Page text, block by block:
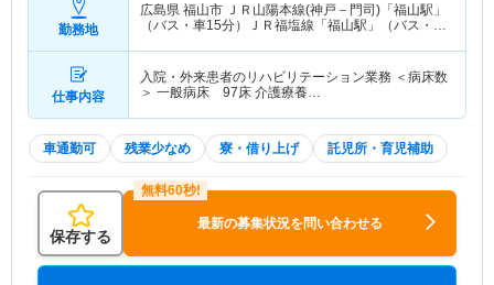
勤務地
広島県 福山市 ＪＲ山陽本線(神戸－門司)「福山駅」
（バス・車15分）ＪＲ福塩線「福山駅」（バス・車
仕事内容
入院・外来患者のリハビリテーション業務 ＜病床数
＞ 一般病床 97床 介護療養…
車通勤可 残業少なめ 寮・借り上げ 託児所・育児補助
保存する
最新の募集状況を問い合わせる